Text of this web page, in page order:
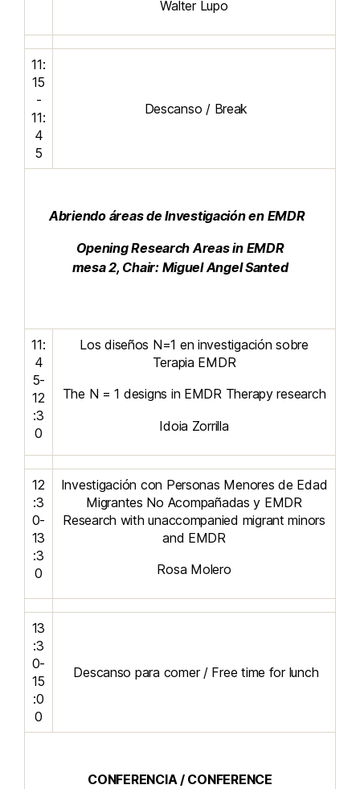
Walter Lupo
11:
15
-
11:
4
5
Descanso / Break
Abriendo áreas de Investigación en EMDR
Opening Research Areas in EMDR
mesa 2, Chair: Miguel Angel Santed
11:
4
5-
12
:3
0
Los diseños N=1 en investigación sobre
Terapia EMDR
The N = 1 designs in EMDR Therapy research
Idoia Zorrilla
12
:3
0-
13
:3
0
Investigación con Personas Menores de Edad
Migrantes No Acompañadas y EMDR
Research with unaccompanied migrant minors
and EMDR
Rosa Molero
13
:3
0-
15
:0
0
Descanso para comer / Free time for lunch
CONFERENCIA / CONFERENCE